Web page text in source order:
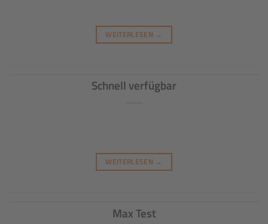
WEITERLESEN →
Schnell verfügbar
WEITERLESEN →
Max Test